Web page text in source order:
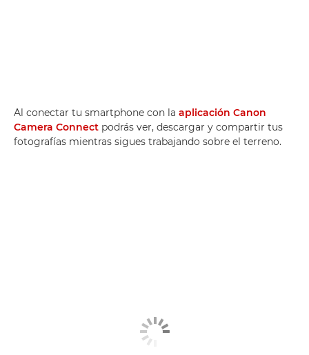
Al conectar tu smartphone con la aplicación Canon
Camera Connect podrás ver, descargar y compartir tus
fotografías mientras sigues trabajando sobre el terreno.